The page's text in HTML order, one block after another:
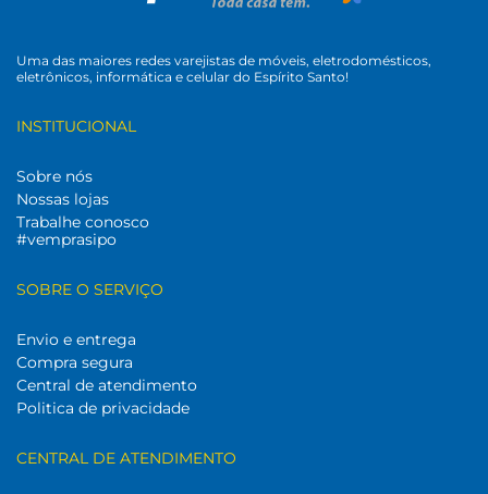
Uma das maiores redes varejistas de móveis, eletrodomésticos,
eletrônicos, informática e celular do Espírito Santo!
INSTITUCIONAL
Sobre nós
Nossas lojas
Trabalhe conosco
#vemprasipo
SOBRE O SERVIÇO
Envio e entrega
Compra segura
Central de atendimento
Politica de privacidade
CENTRAL DE ATENDIMENTO